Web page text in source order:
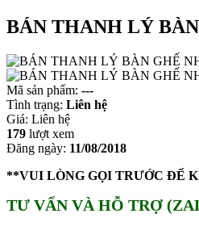
BÁN THANH LÝ
Mã sản phẩm: ---
Tình trạng: Liên hệ
Giá: Liên hệ
179 lượt xem
Đăng ngày: 11/08/2018
**VUI LÒNG GỌI TRƯỚC ĐỂ
TƯ VẤN VÀ HỖ TRỢ